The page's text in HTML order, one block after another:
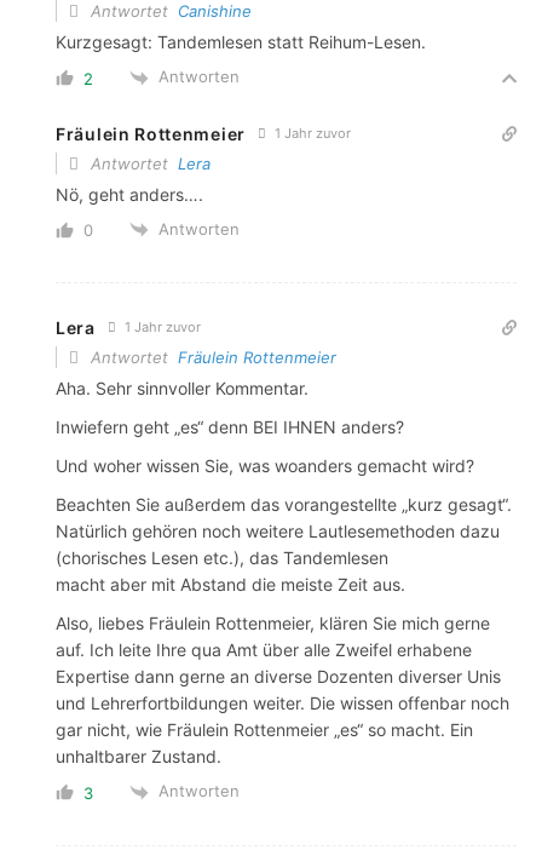
Antwortet Canishine
Kurzgesagt: Tandemlesen statt Reihum-Lesen.
2 Antworten
Fräulein Rottenmeier 1 Jahr zuvor
Antwortet Lera
Nö, geht anders….
0 Antworten
Lera 1 Jahr zuvor
Antwortet Fräulein Rottenmeier
Aha. Sehr sinnvoller Kommentar.
Inwiefern geht „es“ denn BEI IHNEN anders?
Und woher wissen Sie, was woanders gemacht wird?
Beachten Sie außerdem das vorangestellte „kurz gesagt“.
Natürlich gehören noch weitere Lautlesemethoden dazu
(chorisches Lesen etc.), das Tandemlesen
macht aber mit Abstand die meiste Zeit aus.
Also, liebes Fräulein Rottenmeier, klären Sie mich gerne
auf. Ich leite Ihre qua Amt über alle Zweifel erhabene
Expertise dann gerne an diverse Dozenten diverser Unis
und Lehrerfortbildungen weiter. Die wissen offenbar noch
gar nicht, wie Fräulein Rottenmeier „es“ so macht. Ein
unhaltbarer Zustand.
3 Antworten